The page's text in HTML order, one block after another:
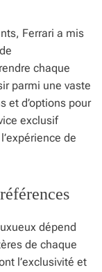
Ferrari a mis
chaque
parmi une vaste
et d’options pour
exclusif
de
dépend
de chaque
l’exclusivité et